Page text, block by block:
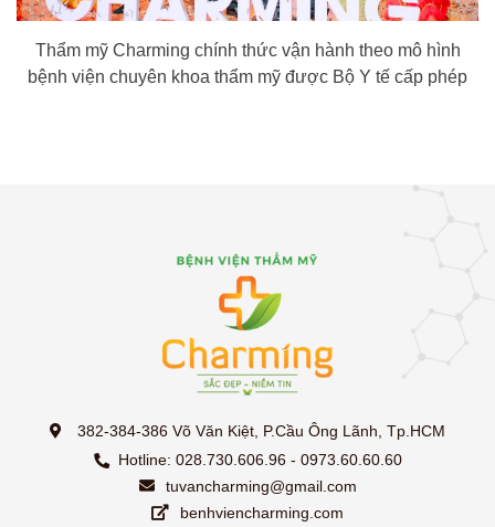
Thẩm mỹ Charming chính thức vận hành theo mô hình
bệnh viện chuyên khoa thẩm mỹ được Bộ Y tế cấp phép
382-384-386 Võ Văn Kiệt, P.Cầu Ông Lãnh, Tp.HCM
Hotline: 028.730.606.96 - 0973.60.60.60
tuvancharming@gmail.com
benhviencharming.com